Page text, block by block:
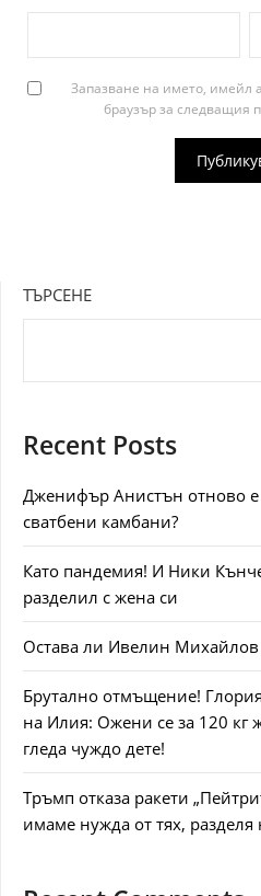
Запазване на името, имейл
браузър за следващия
ТЪРСЕНЕ
Recent Posts
Дженифър Анистън отново
сватбени камбани?
Като пандемия! И Ники
разделил с жена си
Остава ли Ивелин Михайлов
Брутално отмъщение!
на Илия: Ожени се за 120 кг
гледа чуждо дете!
Тръмп отказа ракети
имаме нужда от тях, разделя